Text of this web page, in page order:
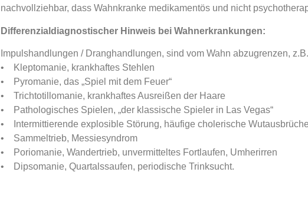
nachvollziehbar, dass Wahnkranke medikamentös und nicht
Differenzialdiagnostischer Hinweis bei Wahnerkrankungen:
Impulshandlungen / Dranghandlungen, sind vom Wahn abzugrenzen,
• Kleptomanie, krankhaftes Stehlen
• Pyromanie, das „Spiel mit dem Feuer“
• Trichtotillomanie, krankhaftes Ausreißen der Haare
• Pathologisches Spielen, „der klassische Spieler in Las Vegas“
• Intermittierende explosible Störung, häufige cholerische Wutausbrüche
• Sammeltrieb, Messiesyndrom
• Poriomanie, Wandertrieb, unvermitteltes Fortlaufen, Umherirren
• Dipsomanie, Quartalssaufen, periodische Trinksucht.